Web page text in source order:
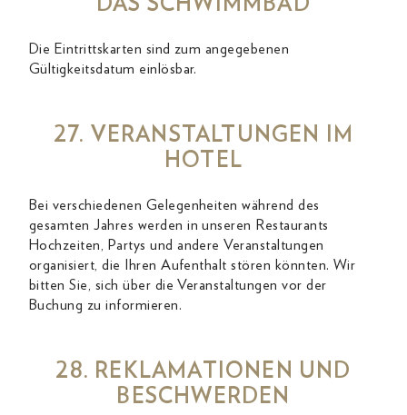
DAS SCHWIMMBAD
Die Eintrittskarten sind zum angegebenen
Gültigkeitsdatum einlösbar.
27. VERANSTALTUNGEN IM
HOTEL
Bei verschiedenen Gelegenheiten während des
gesamten Jahres werden in unseren Restaurants
Hochzeiten, Partys und andere Veranstaltungen
organisiert, die Ihren Aufenthalt stören könnten. Wir
bitten Sie, sich über die Veranstaltungen vor der
Buchung zu informieren.
28. REKLAMATIONEN UND
BESCHWERDEN